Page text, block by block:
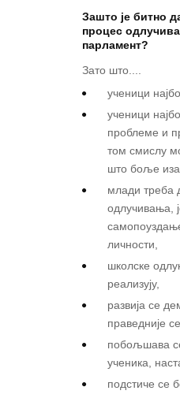
Зашто је битно
процес
парламент?
Зато што....
ученици
ученици
проблеме и
том смислу
што боље
млади треба
одлучивања,
личности,
школске
реализују,
развија се
праведније
побољшава
ученика,
подстиче се